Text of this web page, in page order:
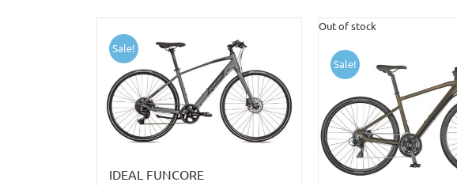
Sale!
IDEAL FUNCORE
Out of stock
Sale!